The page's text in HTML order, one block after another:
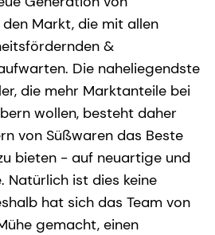
Markt, die mit allen
&
Die naheliegendste
die mehr Marktanteile bei
wollen, besteht daher
von Süßwaren das Beste
bieten - auf neuartige und
Natürlich ist dies keine
hat sich das Team von
gemacht, einen